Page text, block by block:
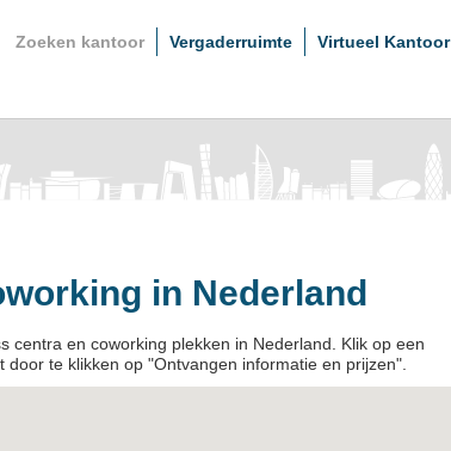
Zoeken kantoor Vergaderruimte Virtueel Kantoor
in Nederland
centra en coworking plekken in Nederland. Klik op een
te klikken op "Ontvangen informatie en prijzen".